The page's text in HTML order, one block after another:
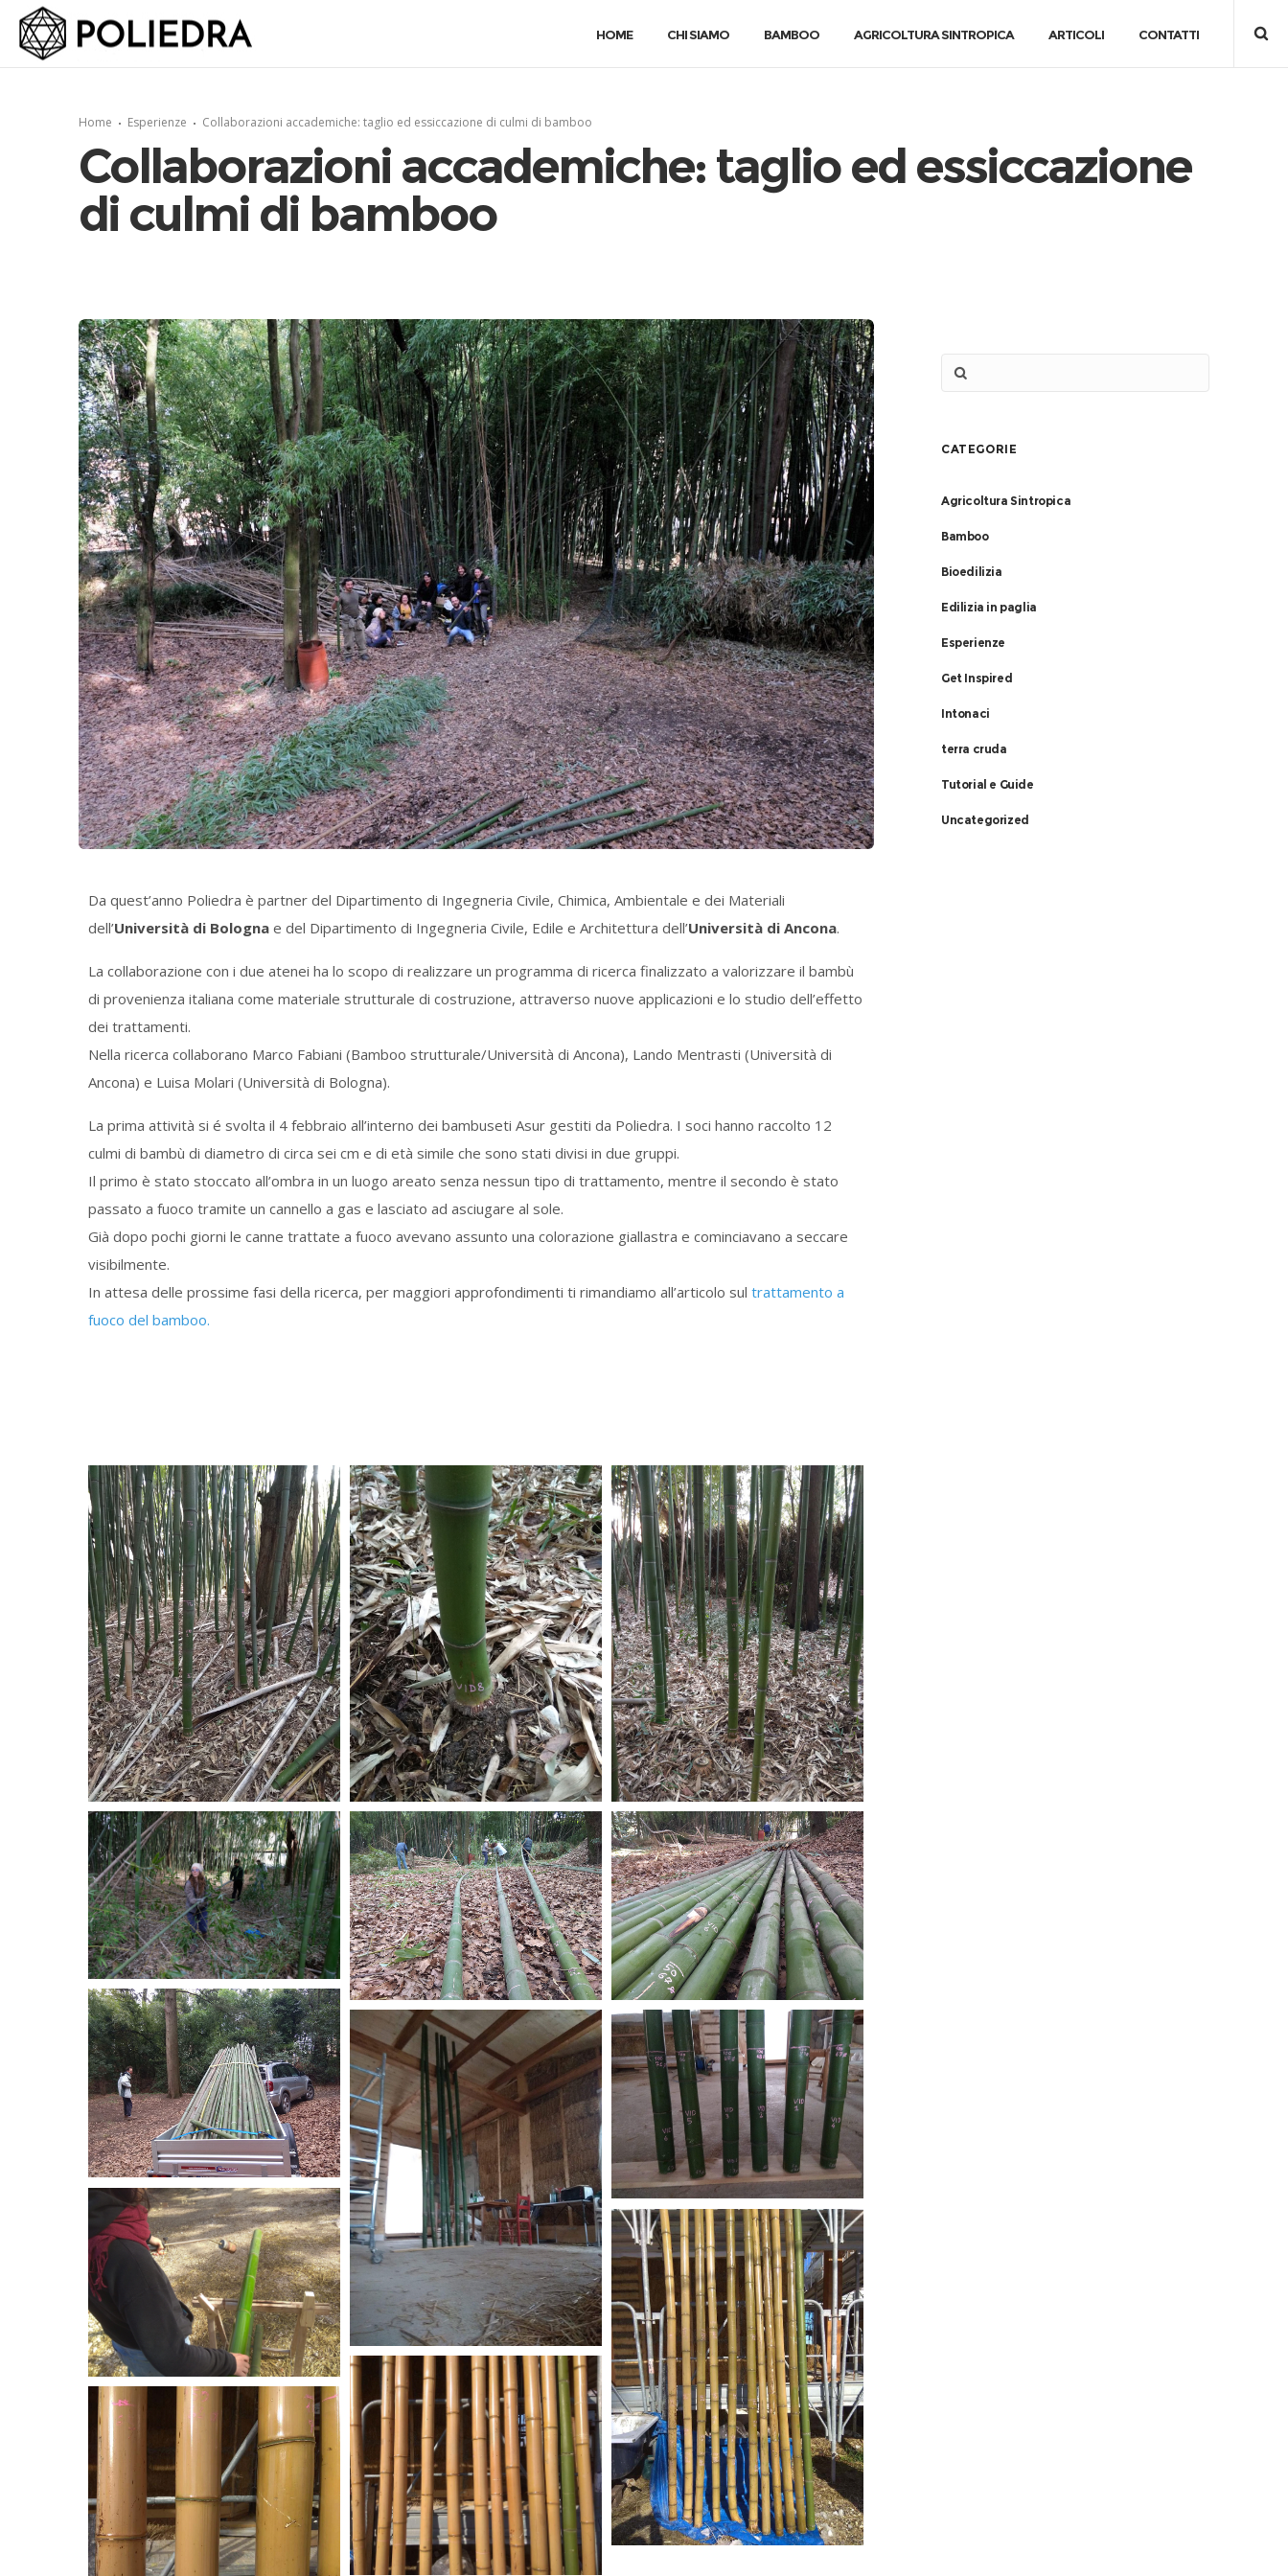
HOME CHI SIAMO BAMBOO AGRICOLTURA SINTROPICA ARTICOLI CONTATTI
Home Esperienze Collaborazioni accademiche: taglio ed essiccazione di culmi di bamboo
Collaborazioni accademiche: taglio ed essiccazione
di culmi di bamboo
Da quest’anno Poliedra è partner del Dipartimento di Ingegneria Civile, Chimica, Ambientale e dei Materiali
dell’Università di Bologna e del Dipartimento di Ingegneria Civile, Edile e Architettura dell’Università di Ancona.
La collaborazione con i due atenei ha lo scopo di realizzare un programma di ricerca finalizzato a valorizzare il bambù
di provenienza italiana come materiale strutturale di costruzione, attraverso nuove applicazioni e lo studio dell’effetto
dei trattamenti.
Nella ricerca collaborano Marco Fabiani (Bamboo strutturale/Università di Ancona), Lando Mentrasti (Università di
Ancona) e Luisa Molari (Università di Bologna).
La prima attività si é svolta il 4 febbraio all’interno dei bambuseti Asur gestiti da Poliedra. I soci hanno raccolto 12
culmi di bambù di diametro di circa sei cm e di età simile che sono stati divisi in due gruppi.
Il primo è stato stoccato all’ombra in un luogo areato senza nessun tipo di trattamento, mentre il secondo è stato
passato a fuoco tramite un cannello a gas e lasciato ad asciugare al sole.
Già dopo pochi giorni le canne trattate a fuoco avevano assunto una colorazione giallastra e cominciavano a seccare
visibilmente.
In attesa delle prossime fasi della ricerca, per maggiori approfondimenti ti rimandiamo all’articolo sul trattamento a
fuoco del bamboo.
CATEGORIE
Agricoltura Sintropica
Bamboo
Bioedilizia
Edilizia in paglia
Esperienze
Get Inspired
Intonaci
terra cruda
Tutorial e Guide
Uncategorized